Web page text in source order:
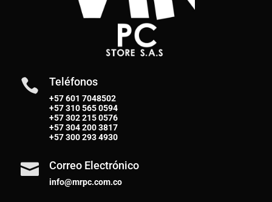
 Teléfonos
+57 601 7048502
+57310 565 0594
+57302 215 0576
+57304 200 3817
+57300 293 4930
 Correo Electrónico
info@mrpc.com.co